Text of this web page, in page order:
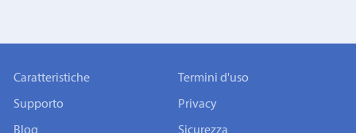
Caratteristiche
Supporto
Termini d'uso
Privacy